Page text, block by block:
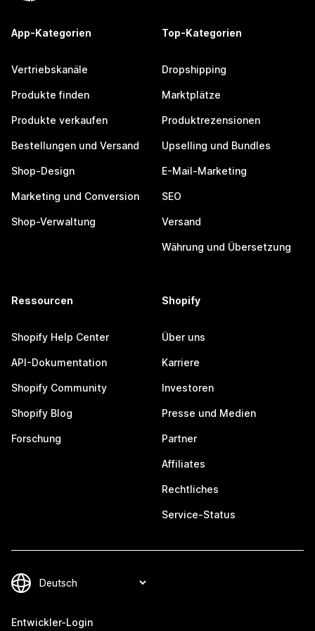
App-Kategorien
Vertriebskanäle
Produkte finden
Produkte verkaufen
Bestellungen und Versand
Shop-Design
Marketing und Conversion
Shop-Verwaltung
Top-Kategorien
Dropshipping
Marktplätze
Produktrezensionen
Upselling und Bundles
E-Mail-Marketing
SEO
Versand
Währung und Übersetzung
Ressourcen
Shopify Help Center
API-Dokumentation
Shopify Community
Shopify Blog
Forschung
Shopify
Über uns
Karriere
Investoren
Presse und Medien
Partner
Affiliates
Rechtliches
Service-Status
Entwickler-Login